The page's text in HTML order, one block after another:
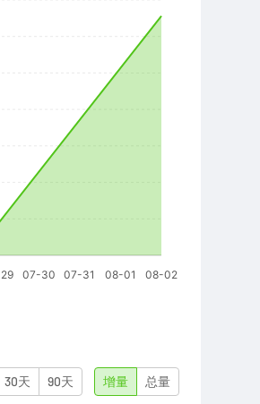
30天 90天 增量 总量